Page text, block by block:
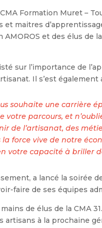
Formation Muret –
maitres
et des élus de
sur l’importance de
Il s’est également
souhaite une carrière
votre parcours, et
de l’artisanat, des
la force vive de notre
votre capacité à briller
a lancé la soirée
faire de ses équipes
de élus de la CMA
artisans à la prochaine